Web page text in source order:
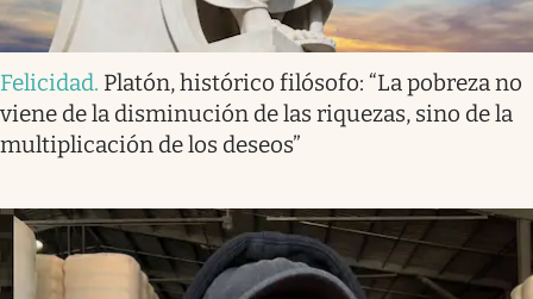
Felicidad. Platón, histórico filósofo: “La pobreza no
viene de la disminución de las riquezas, sino de la
multiplicación de los deseos”